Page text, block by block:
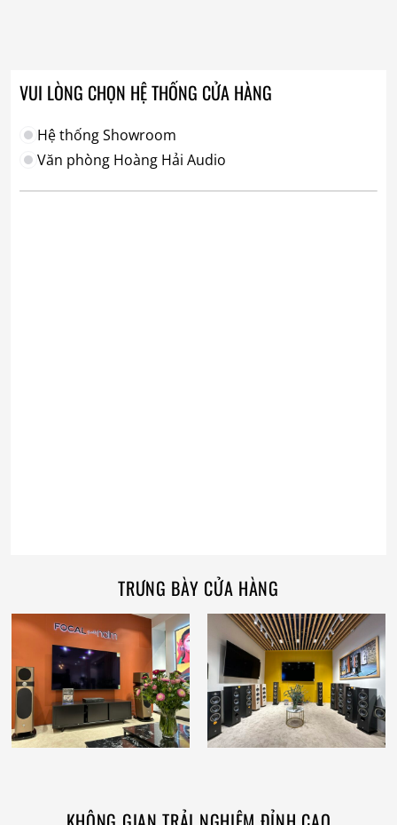
VUI LÒNG CHỌN HỆ THỐNG CỬA HÀNG
Hệ thống Showroom
Văn phòng Hoàng Hải Audio
TRƯNG BÀY CỬA HÀNG